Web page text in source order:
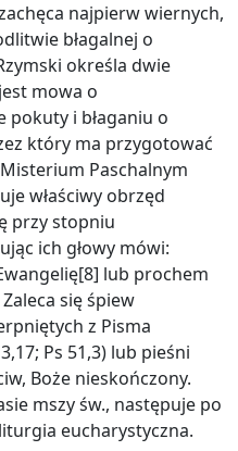
najpierw wiernych,
błagalnej o
określa dwie
mowa o
i błaganiu o
który ma przygotować
Paschalnym
właściwy obrzęd
przy stopniu
ich głowy mówi:
lub prochem
się śpiew
z Pisma
Ps 51,3) lub pieśni
Boże nieskończony.
mszy św., następuje po
eucharystyczna.